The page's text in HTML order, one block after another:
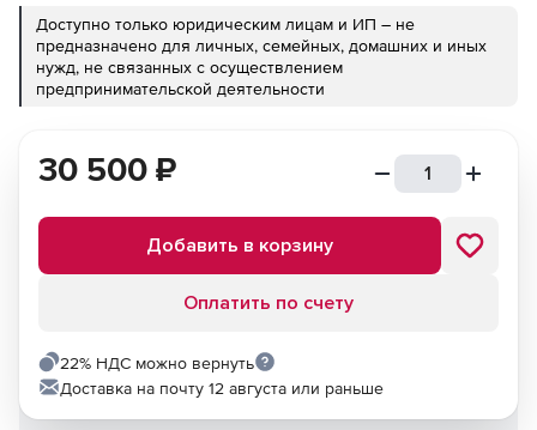
Доступно только юридическим лицам и ИП – не
предназначено для личных, семейных, домашних и иных
нужд, не связанных с осуществлением
предпринимательской деятельности
30 500 ₽
Добавить в корзину
Оплатить по счету
22% НДС можно вернуть
Доставка на почту 12 августа или раньше